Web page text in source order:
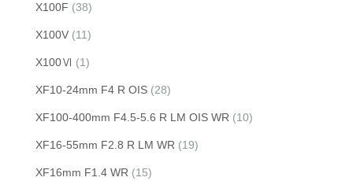
X100F (38)
X100V (11)
X100Ⅵ (1)
XF10-24mm F4 R OIS (28)
XF100-400mm F4.5-5.6 R LM OIS WR (10)
XF16-55mm F2.8 R LM WR (19)
XF16mm F1.4 WR (15)